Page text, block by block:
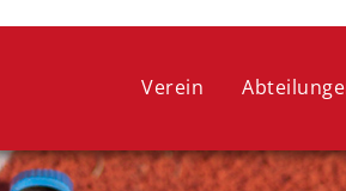
Webseitenerlebnis zu bieten. Dazu
Statistikzwecken genutzt
COOKIE-EINSTELLUNGEN
Verein